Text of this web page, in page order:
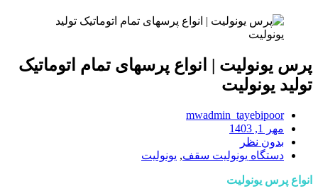
پرس یونولیت | انواع پرسهای تمام اتوماتیک
تولید یونولیت
mwadmin_tayebipoor
مهر 1, 1403
بدون نظر
دستگاه یونولیت سقف, یونولیت
انواع پرس یونولیت